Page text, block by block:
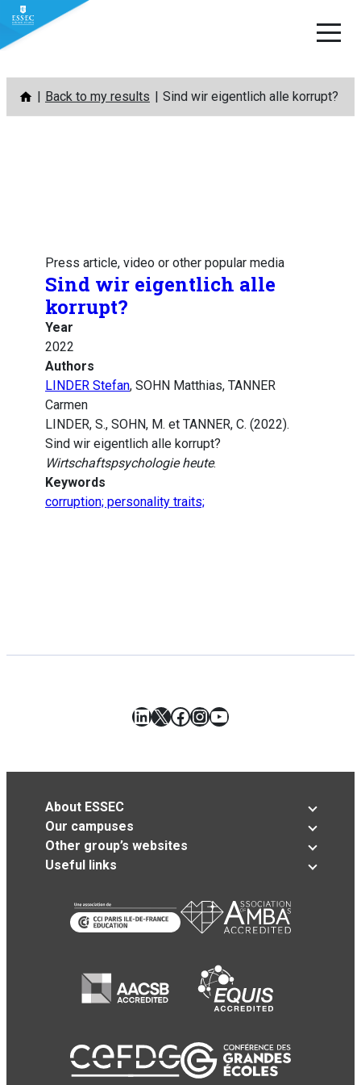
Skip
content
Back to my results Sind wir eigentlich alle korrupt?
Press article, video or other popular media
Sind wir eigentlich alle
korrupt?
Year
2022
Authors
LINDER Stefan, SOHN Matthias, TANNER
Carmen
LINDER, S., SOHN, M. et TANNER, C. (2022).
Sind wir eigentlich alle korrupt?
Wirtschaftspsychologie heute.
Keywords
corruption; personality traits;
LinkedIn
X Facebook
Instagram
YouTube
About ESSEC
Our campuses
Other group’s websites
Useful links